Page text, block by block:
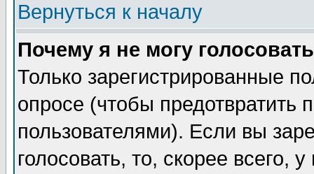
Вернуться к началу
Почему я не могу
Только зарегистрированные
опросе (чтобы предотвратить
пользователями). Если вы
голосовать, то, скорее всего,